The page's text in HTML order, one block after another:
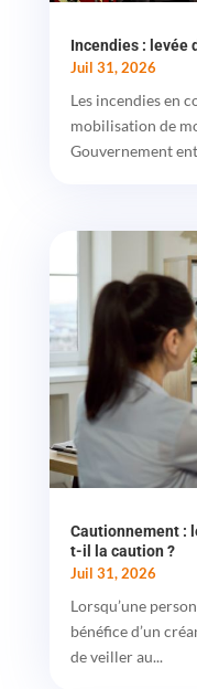
Incendies : levée
Juil 31, 2026
Les incendies en
mobilisation de
Gouvernement
Cautionnement :
t-il la caution ?
Juil 31, 2026
Lorsqu’une
bénéfice d’un
de veiller au...